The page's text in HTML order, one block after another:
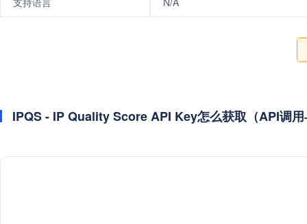
IPQS - IP Quality Score API Key怎么获取（API调